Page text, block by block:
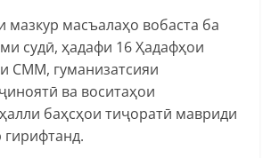
масъалаҳо вобаста ба
судӣ, ҳадафи 16 Ҳадафҳои
СММ, гуманизатсияи
ва воситаҳои
баҳсҳои тиҷоратӣ мавриди